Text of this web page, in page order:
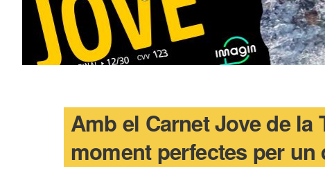
Amb el Carnet Jove de la
moment perfectes per un